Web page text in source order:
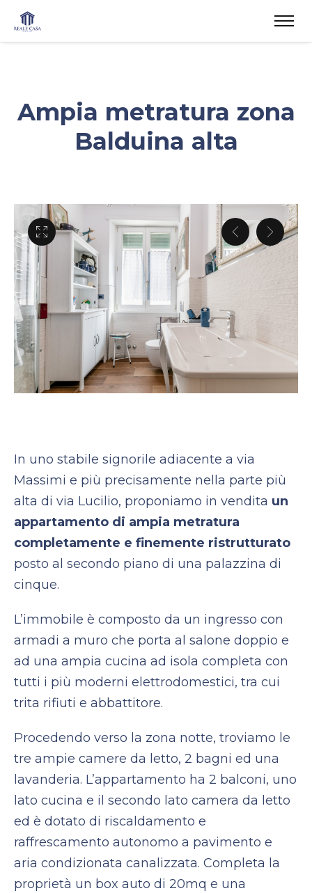
Ampia metratura zona
Balduina alta
In uno stabile signorile adiacente a via
Massimi e più precisamente nella parte più
alta di via Lucilio, proponiamo in vendita un
appartamento di ampia metratura
completamente e finemente ristrutturato
posto al secondo piano di una palazzina di
cinque.
L’immobile è composto da un ingresso con
armadi a muro che porta al salone doppio e
ad una ampia cucina ad isola completa con
tutti i più moderni elettrodomestici, tra cui
trita rifiuti e abbattitore.
Procedendo verso la zona notte, troviamo le
tre ampie camere da letto, 2 bagni ed una
lavanderia. L’appartamento ha 2 balconi, uno
lato cucina e il secondo lato camera da letto
ed è dotato di riscaldamento e
raffrescamento autonomo a pavimento e
aria condizionata canalizzata. Completa la
proprietà un box auto di 20mq e una